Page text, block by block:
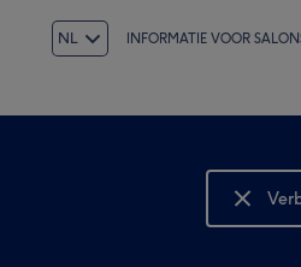
NL INFORMATIE VOOR